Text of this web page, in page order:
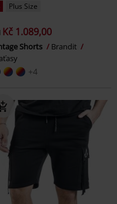
Plus Size
Kč 1.089,00
Shorts
Brandit
+4